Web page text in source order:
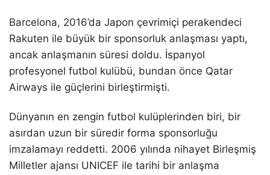
Barcelona, 2016’da Japon çevrimiçi perakendeci
Rakuten ile büyük bir sponsorluk anlaşması yaptı,
ancak anlaşmanın süresi doldu. İspanyol
profesyonel futbol kulübü, bundan önce Qatar
Airways ile güçlerini birleştirmişti.
Dünyanın en zengin futbol kulüplerinden biri, bir
asırdan uzun bir süredir forma sponsorluğu
imzalamayı reddetti. 2006 yılında nihayet Birleşmiş
Milletler ajansı UNICEF ile tarihi bir anlaşma